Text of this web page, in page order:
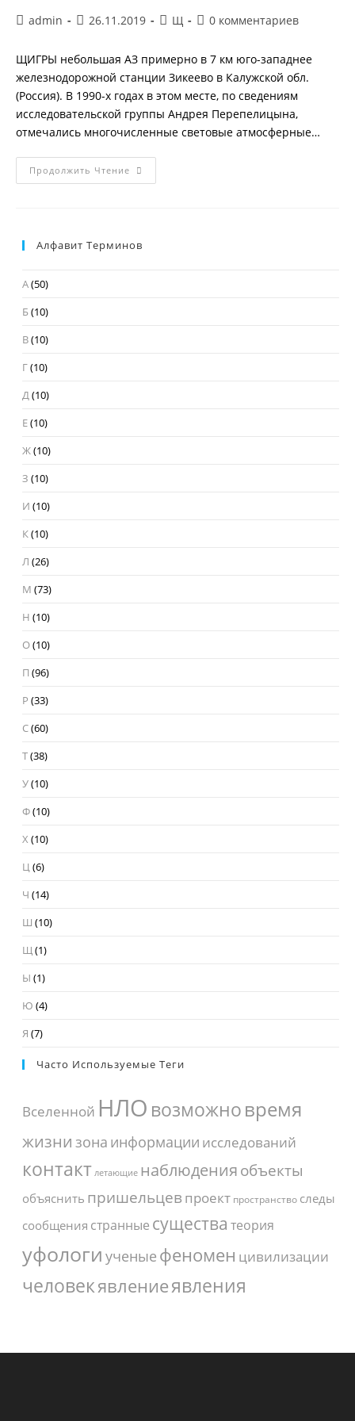
Автор
admin
Запись
26.11.2019
Рубрика
Щ
Комментарии
записи:
0 комментариев
ЩИГРЫ небольшая АЗ примерно в 7 км юго-западнее
железнодорожной станции Зикеево в Калужской обл.
(Россия). В 1990-х годах в этом месте, по сведениям
исследовательской группы Андрея Перепелицына,
отмечались многочисленные световые атмосферные…
Продолжить Чтение ЩИГРЫ
Алфавит Терминов
А(50)
Б(10)
В(10)
Г(10)
Д(10)
Е(10)
Ж(10)
З (10)
И (10)
К(10)
Л (26)
М (73)
Н (10)
О(10)
П (96)
Р (33)
С(60)
Т(38)
У(10)
Ф(10)
Х (10)
Ц(6)
Ч (14)
Ш (10)
Щ(1)
Ы (1)
Ю (4)
Я (7)
Часто Используемые Теги
Вселенной НЛО возможновремя
жизни зона информации исследований
контакт летающие наблюденияобъекты
объяснить пришельцев проект пространство следы
сообщения странные существа теория
уфологи ученые феномен цивилизации
человекявлениеявления